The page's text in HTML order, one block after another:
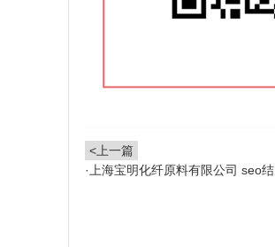
<上一篇
· 上海宝明化纤原料有限公司 seo结..